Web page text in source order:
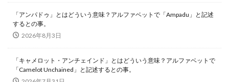
「アンパドゥ」とはどういう意味？アルファベットで「Ampadu」と記述
するとの事。
2026年8月3日
「キャメロット・アンチェインド」とはどういう意味？アルファベットで
「Camelot Unchained」と記述するとの事。